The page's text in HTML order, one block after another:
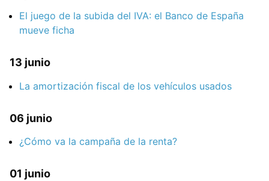
El juego de la subida del IVA: el Banco de España
mueve ficha
13 junio
La amortización fiscal de los vehículos usados
06 junio
¿Cómo va la campaña de la renta?
01 junio